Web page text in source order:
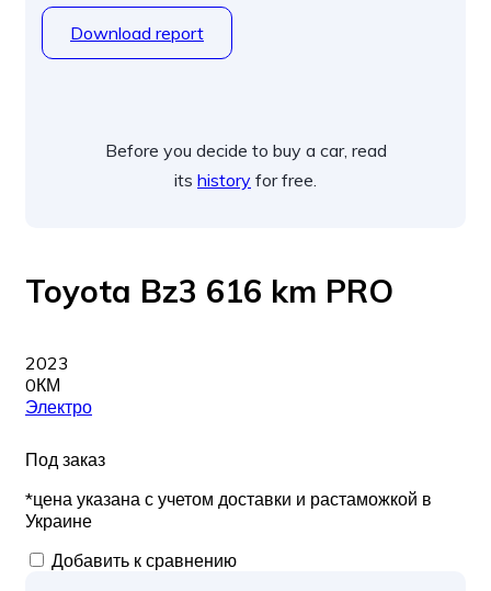
Download report
Before you decide to buy a car, read
its history for free.
Toyota Bz3 616 km PRO
2023
0КМ
Электро
Под заказ
*цена указана с учетом доставки и растаможкой в
Украине
Добавить к сравнению